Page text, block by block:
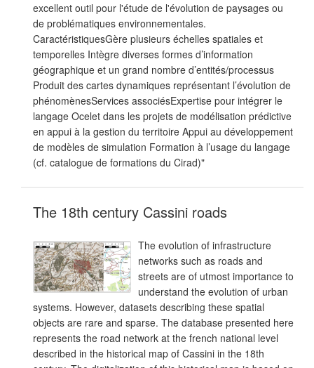
excellent outil pour l'étude de l'évolution de paysages ou
de problématiques environnementales.
CaractéristiquesGère plusieurs échelles spatiales et
temporelles Intègre diverses formes d’information
géographique et un grand nombre d’entités/processus
Produit des cartes dynamiques représentant l’évolution de
phénomènesServices associésExpertise pour intégrer le
langage Ocelet dans les projets de modélisation prédictive
en appui à la gestion du territoire Appui au développement
de modèles de simulation Formation à l’usage du langage
(cf. catalogue de formations du Cirad)"
The 18th century Cassini roads
The evolution of infrastructure
networks such as roads and
streets are of utmost importance to
understand the evolution of urban
systems. However, datasets describing these spatial
objects are rare and sparse. The database presented here
represents the road network at the french national level
described in the historical map of Cassini in the 18th